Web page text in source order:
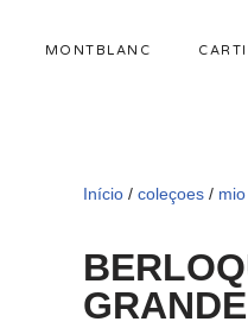
MONTBLANC
Início / coleçoes / mio